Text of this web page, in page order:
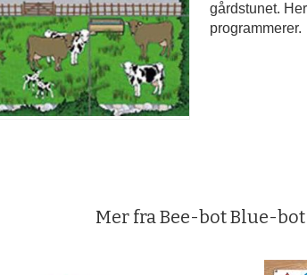
gårdstunet.
programmerer.
Mer fra Bee-bot Blue-bot